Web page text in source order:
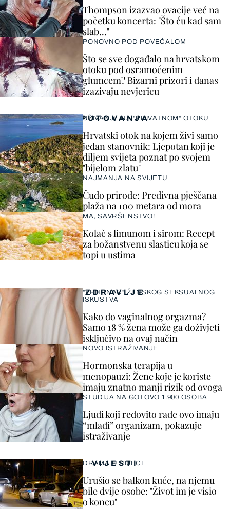
VIJESTI
DRAMA U RIJECI
Urušio se balkon kuće, na njemu
bile dvije osobe: "Život im je visio
o koncu"
Thompson izazvao ovacije već na
početku koncerta: "Što ću kad sam
slab..."
PONOVNO POD POVEĆALOM
Što se sve događalo na hrvatskom
otoku pod osramoćenim
glumcem? Bizarni prizori i danas
izazivaju nevjericu
ZDRAVLJE
"VRHUNAC" ŽENSKOG SEKSUALNOG
ISKUSTVA
Kako do vaginalnog orgazma?
Samo 18 % žena može ga doživjeti
isključivo na ovaj način
NOVO ISTRAŽIVANJE
Hormonska terapija u
menopauzi: Žene koje je koriste
imaju znatno manji rizik od ovoga
STUDIJA NA GOTOVO 1.900 OSOBA
Ljudi koji redovito rade ovo imaju
“mlađi” organizam, pokazuje
istraživanje
PUTOVANJA
UŽIVANJE NA "PRIVATNOM" OTOKU
Hrvatski otok na kojem živi samo
jedan stanovnik: Ljepotan koji je
diljem svijeta poznat po svojem
"bijelom zlatu"
NAJMANJA NA SVIJETU
Čudo prirode: Predivna pješčana
plaža na 100 metara od mora
MA, SAVRŠENSTVO!
Kolač s limunom i sirom: Recept
za božanstvenu slasticu koja se
topi u ustima